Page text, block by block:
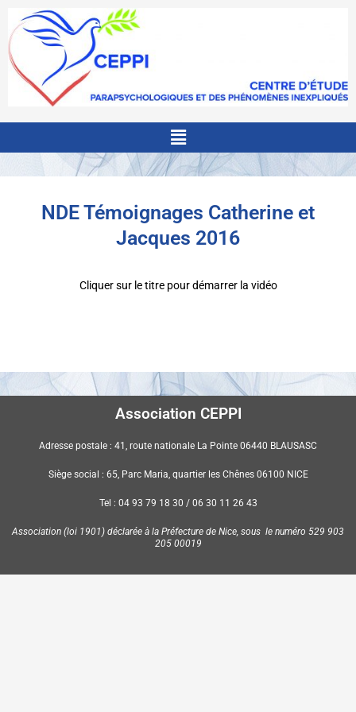
Menu
NDE Témoignages Catherine et
Jacques 2016
Cliquer sur le titre pour démarrer la vidéo
Association CEPPI
Adresse postale : 41, route nationale La Pointe 06440 BLAUSASC
Siège social : 65, Parc Maria, quartier les Chênes 06100 NICE
Tel : 04 93 79 18 30 / 06 30 11 26 43
Association (loi 1901) déclarée à la Préfecture de Nice, sous le numéro 529 903
205 00019